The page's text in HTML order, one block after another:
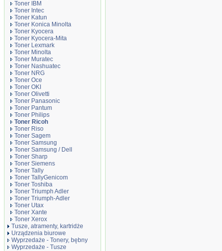
Toner IBM
Toner Intec
Toner Katun
Toner Konica Minolta
Toner Kyocera
Toner Kyocera-Mita
Toner Lexmark
Toner Minolta
Toner Muratec
Toner Nashuatec
Toner NRG
Toner Oce
Toner OKI
Toner Olivetti
Toner Panasonic
Toner Pantum
Toner Philips
Toner Ricoh
Toner Riso
Toner Sagem
Toner Samsung
Toner Samsung / Dell
Toner Sharp
Toner Siemens
Toner Tally
Toner TallyGenicom
Toner Toshiba
Toner Triumph Adler
Toner Triumph-Adler
Toner Utax
Toner Xante
Toner Xerox
Tusze, atramenty, kartridże
Urządzenia biurowe
Wyprzedaże - Tonery, bębny
Wyprzedaże - Tusze